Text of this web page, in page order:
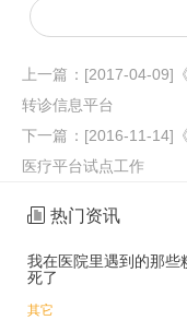
上一篇： [2017-04-09]
转诊信息平台
下一篇： [2016-11-14]
医疗平台试点工作
热门资讯
我在医院里遇到的那些糗
死了
其它